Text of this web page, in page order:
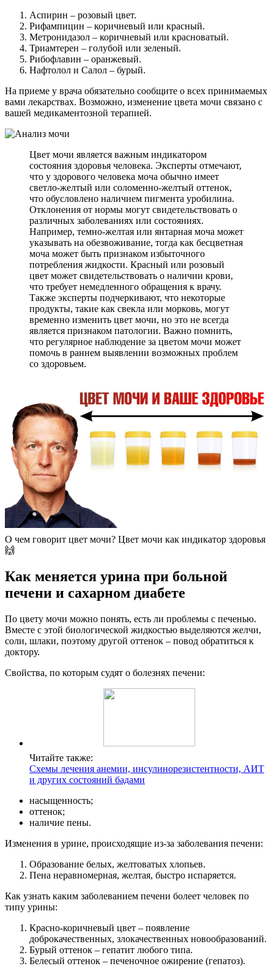
Аспирин – розовый цвет.
Рифампицин – коричневый или красный.
Метронидазол – коричневый или красноватый.
Триамтерен – голубой или зеленый.
Рибофлавин – оранжевый.
Нафтолол и Салол – бурый.
На приеме у врача обязательно сообщите о всех принимаемых
вами лекарствах. Возможно, изменение цвета мочи связано с
вашей медикаментозной терапией.
Цвет мочи является важным индикатором
состояния здоровья человека. Эксперты отмечают,
что у здорового человека моча обычно имеет
светло-желтый или соломенно-желтый оттенок,
что обусловлено наличием пигмента уробилина.
Отклонения от нормы могут свидетельствовать о
различных заболеваниях или состояниях.
Например, темно-желтая или янтарная моча может
указывать на обезвоживание, тогда как бесцветная
моча может быть признаком избыточного
потребления жидкости. Красный или розовый
цвет может свидетельствовать о наличии крови,
что требует немедленного обращения к врачу.
Также эксперты подчеркивают, что некоторые
продукты, такие как свекла или морковь, могут
временно изменить цвет мочи, но это не всегда
является признаком патологии. Важно помнить,
что регулярное наблюдение за цветом мочи может
помочь в раннем выявлении возможных проблем
со здоровьем.
О чем говорит цвет мочи? Цвет мочи как индикатор здоровья
🙌
Как меняется урина при больной
печени и сахарном диабете
По цвету мочи можно понять, есть ли проблемы с печенью.
Вместе с этой биологической жидкостью выделяются желчи,
соли, шлаки, поэтому другой оттенок – повод обратиться к
доктору.
Свойства, по которым судят о болезнях печени:
Читайте также:
Схемы лечения анемии, инсулинорезистентности, АИТ
и других состояний бадами
насыщенность;
оттенок;
наличие пены.
Изменения в урине, происходящие из-за заболевания печени:
Образование белых, желтоватых хлопьев.
Пена неравномерная, желтая, быстро испаряется.
Как узнать каким заболеванием печени болеет человек по
типу урины:
Красно-коричневый цвет – появление
доброкачественных, злокачественных новообразований.
Бурый оттенок – гепатит любого типа.
Белесый оттенок – печеночное ожирение (гепатоз).